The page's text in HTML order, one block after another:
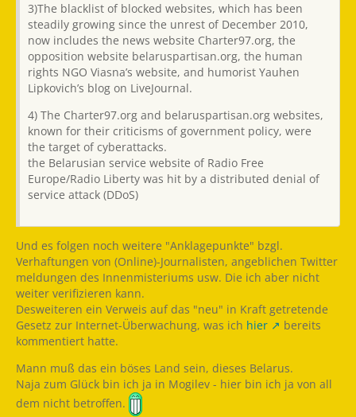
3)The blacklist of blocked websites, which has been
steadily growing since the unrest of December 2010,
now includes the news website Charter97.org, the
opposition website belaruspartisan.org, the human
rights NGO Viasna’s website, and humorist Yauhen
Lipkovich’s blog on LiveJournal.
4) The Charter97.org and belaruspartisan.org websites,
known for their criticisms of government policy, were
the target of cyberattacks.
the Belarusian service website of Radio Free
Europe/Radio Liberty was hit by a distributed denial of
service attack (DDoS)
Und es folgen noch weitere "Anklagepunkte" bzgl.
Verhaftungen von (Online)-Journalisten, angeblichen Twitter
meldungen des Innenmisteriums usw. Die ich aber nicht
weiter verifizieren kann.
Desweiteren ein Verweis auf das "neu" in Kraft getretende
Gesetz zur Internet-Überwachung, was ich hier
bereits
kommentiert hatte.
Mann muß das ein böses Land sein, dieses Belarus.
Naja zum Glück bin ich ja in Mogilev - hier bin ich ja von all
dem nicht betroffen.